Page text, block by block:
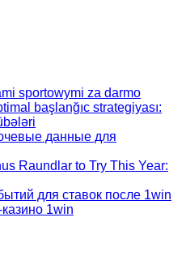
sportowymi za darmo
başlanğıc strategiyası:
данные для
Raundlar to Try This Year:
для ставок после 1win
1win